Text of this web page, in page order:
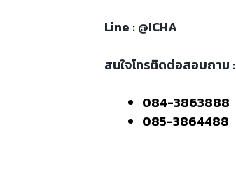
Line : @ICHA
สนใจโทรติดต่อสอบถาม :
084-3863888
085-3864488